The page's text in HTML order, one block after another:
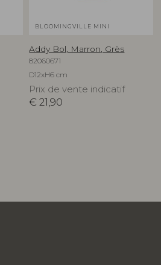
BLOOMINGVILLE MINI
Addy Bol, Marron, Grès
82060671
D12xH6 cm
Prix de vente indicatif
€ 21,90